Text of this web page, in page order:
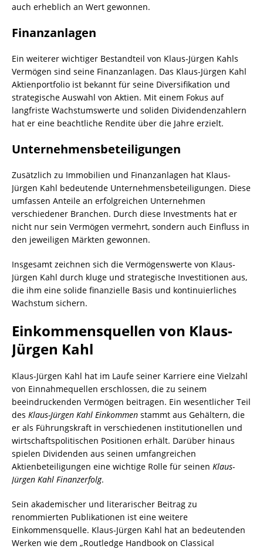
auch erheblich an Wert gewonnen.
Finanzanlagen
Ein weiterer wichtiger Bestandteil von Klaus-Jürgen Kahls
Vermögen sind seine Finanzanlagen. Das Klaus-Jürgen Kahl
Aktienportfolio ist bekannt für seine Diversifikation und
strategische Auswahl von Aktien. Mit einem Fokus auf
langfriste Wachstumswerte und soliden Dividendenzahlern
hat er eine beachtliche Rendite über die Jahre erzielt.
Unternehmensbeteiligungen
Zusätzlich zu Immobilien und Finanzanlagen hat Klaus-
Jürgen Kahl bedeutende Unternehmensbeteiligungen. Diese
umfassen Anteile an erfolgreichen Unternehmen
verschiedener Branchen. Durch diese Investments hat er
nicht nur sein Vermögen vermehrt, sondern auch Einfluss in
den jeweiligen Märkten gewonnen.
Insgesamt zeichnen sich die Vermögenswerte von Klaus-
Jürgen Kahl durch kluge und strategische Investitionen aus,
die ihm eine solide finanzielle Basis und kontinuierliches
Wachstum sichern.
Einkommensquellen von Klaus-
Jürgen Kahl
Klaus-Jürgen Kahl hat im Laufe seiner Karriere eine Vielzahl
von Einnahmequellen erschlossen, die zu seinem
beeindruckenden Vermögen beitragen. Ein wesentlicher Teil
des Klaus-Jürgen Kahl Einkommen stammt aus Gehältern, die
er als Führungskraft in verschiedenen institutionellen und
wirtschaftspolitischen Positionen erhält. Darüber hinaus
spielen Dividenden aus seinen umfangreichen
Aktienbeteiligungen eine wichtige Rolle für seinen Klaus-
Jürgen Kahl Finanzerfolg.
Sein akademischer und literarischer Beitrag zu
renommierten Publikationen ist eine weitere
Einkommensquelle. Klaus-Jürgen Kahl hat an bedeutenden
Werken wie dem „Routledge Handbook on Classical